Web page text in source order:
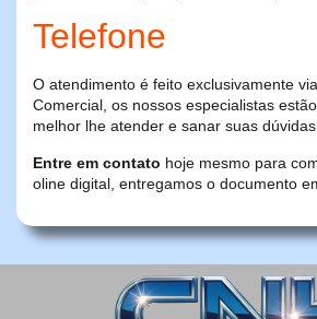
Telefone
O atendimento é feito exclusivamente
Comercial, os nossos especialistas
melhor lhe atender e sanar suas
Entre em contato hoje mesmo para
oline digital, entregamos o documento